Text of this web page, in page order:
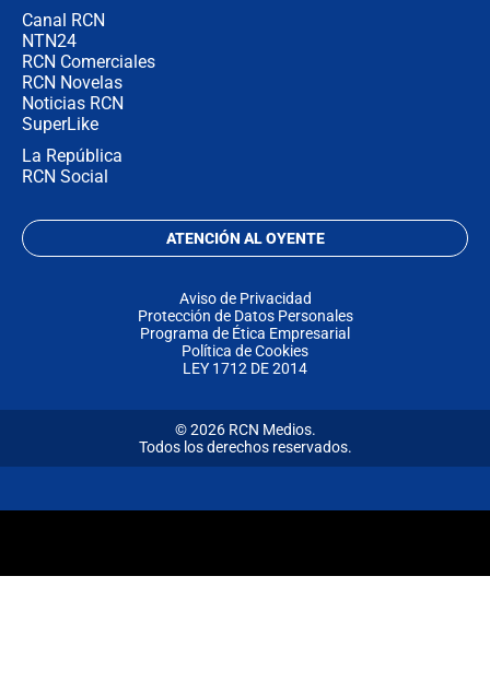
Canal RCN
NTN24
RCN Comerciales
RCN Novelas
Noticias RCN
SuperLike
La República
RCN Social
ATENCIÓN AL OYENTE
Aviso de Privacidad
Protección de Datos Personales
Programa de Ética Empresarial
Política de Cookies
LEY 1712 DE 2014
© 2026 RCN Medios.
Todos los derechos reservados.